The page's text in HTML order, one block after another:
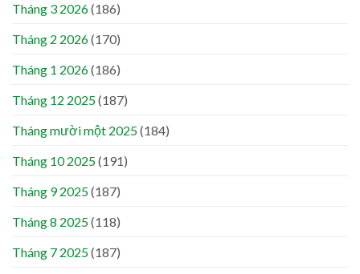
Tháng 3 2026(186)
Tháng 2 2026(170)
Tháng 1 2026(186)
Tháng 12 2025(187)
Tháng mười một 2025(184)
Tháng 10 2025(191)
Tháng 9 2025(187)
Tháng 8 2025(118)
Tháng 7 2025(187)